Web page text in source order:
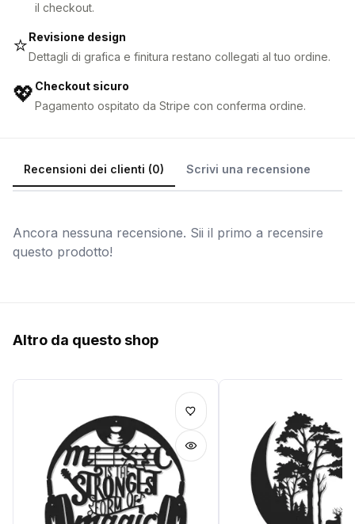
il checkout.
⭐Revisione design
Dettagli di grafica e finitura restano collegati al tuo ordine.
💖 Checkout sicuro
Pagamento ospitato da Stripe con conferma ordine.
Recensioni dei clienti (0) Scrivi una recensione
Ancora nessuna recensione. Sii il primo a recensire
questo prodotto!
Altro da questo shop